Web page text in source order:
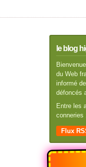
le blog
du Web
informé
défoncés
Entre les
conneries
Flux